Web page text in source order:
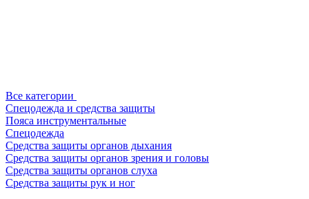
Все категории
Спецодежда и средства защиты
Пояса инструментальные
Спецодежда
Средства защиты органов дыхания
Средства защиты органов зрения и головы
Средства защиты органов слуха
Средства защиты рук и ног